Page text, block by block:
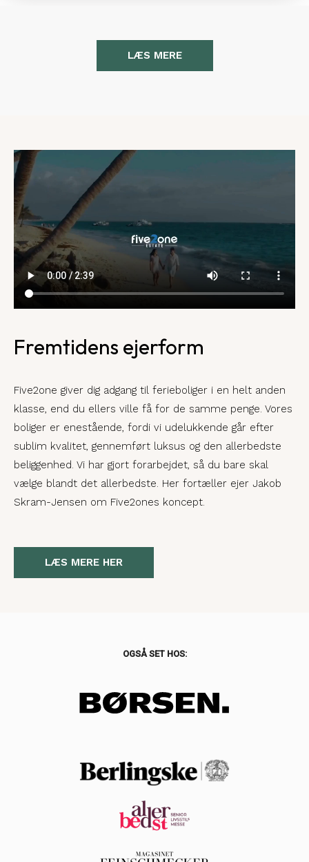
LÆS MERE
Fremtidens ejerform
Five2one giver dig adgang til ferieboliger i en helt anden
klasse, end du ellers ville få for de samme penge. Vores
boliger er enestående, fordi vi udelukkende går efter
sublim kvalitet, gennemført luksus og den allerbedste
beliggenhed. Vi har gjort forarbejdet, så du bare skal
vælge blandt det allerbedste. Her fortæller ejer Jakob
Skram-Jensen om Five2ones koncept.
LÆS MERE HER
OGSÅ SET HOS: